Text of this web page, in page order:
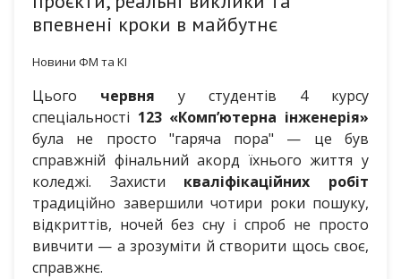
впевнені кроки в майбутнє
Новини ФМ та КІ
Цього червня у студентів 4 курсу
спеціальності 123 «Комп’ютерна інженерія»
була не просто "гаряча пора" — це був
справжній фінальний акорд їхнього життя у
коледжі. Захисти кваліфікаційних робіт
традиційно завершили чотири роки пошуку,
відкриттів, ночей без сну і спроб не просто
вивчити — а зрозуміти й створити щось своє,
справжнє.